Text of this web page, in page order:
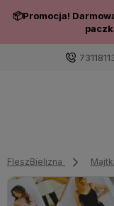
📦Promocja!
FleszBielizna